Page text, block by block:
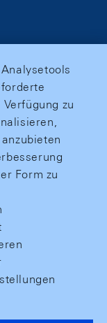
zu
Form zu